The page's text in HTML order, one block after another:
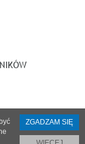
ZGADZAM SIĘ